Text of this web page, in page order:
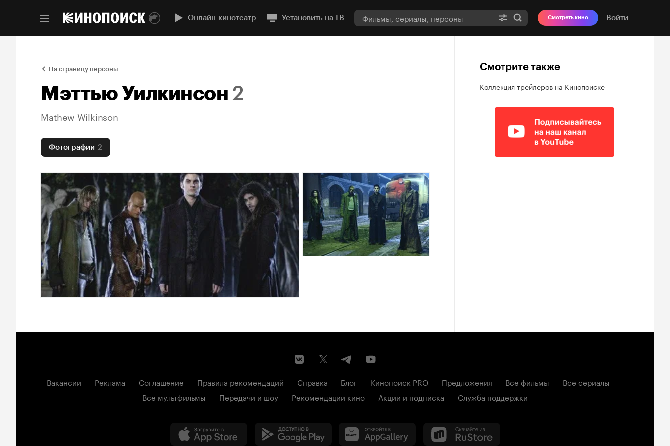
Онлайн-кинотеатр Установить на ТВ Смотреть кино Войти
На страницу персоны
Мэттью Уилкинсон2
Mathew Wilkinson
Фотографии 2
Смотрите также
Коллекция трейлеров на Кинопоиске
Вакансии Реклама Соглашение Правила рекомендаций Справка Блог Кинопоиск PRO Предложения Все фильмы
Все сериалы
Все мультфильмы
Передачи и шоу Рекомендации кино Акции и подписка Служба поддержки